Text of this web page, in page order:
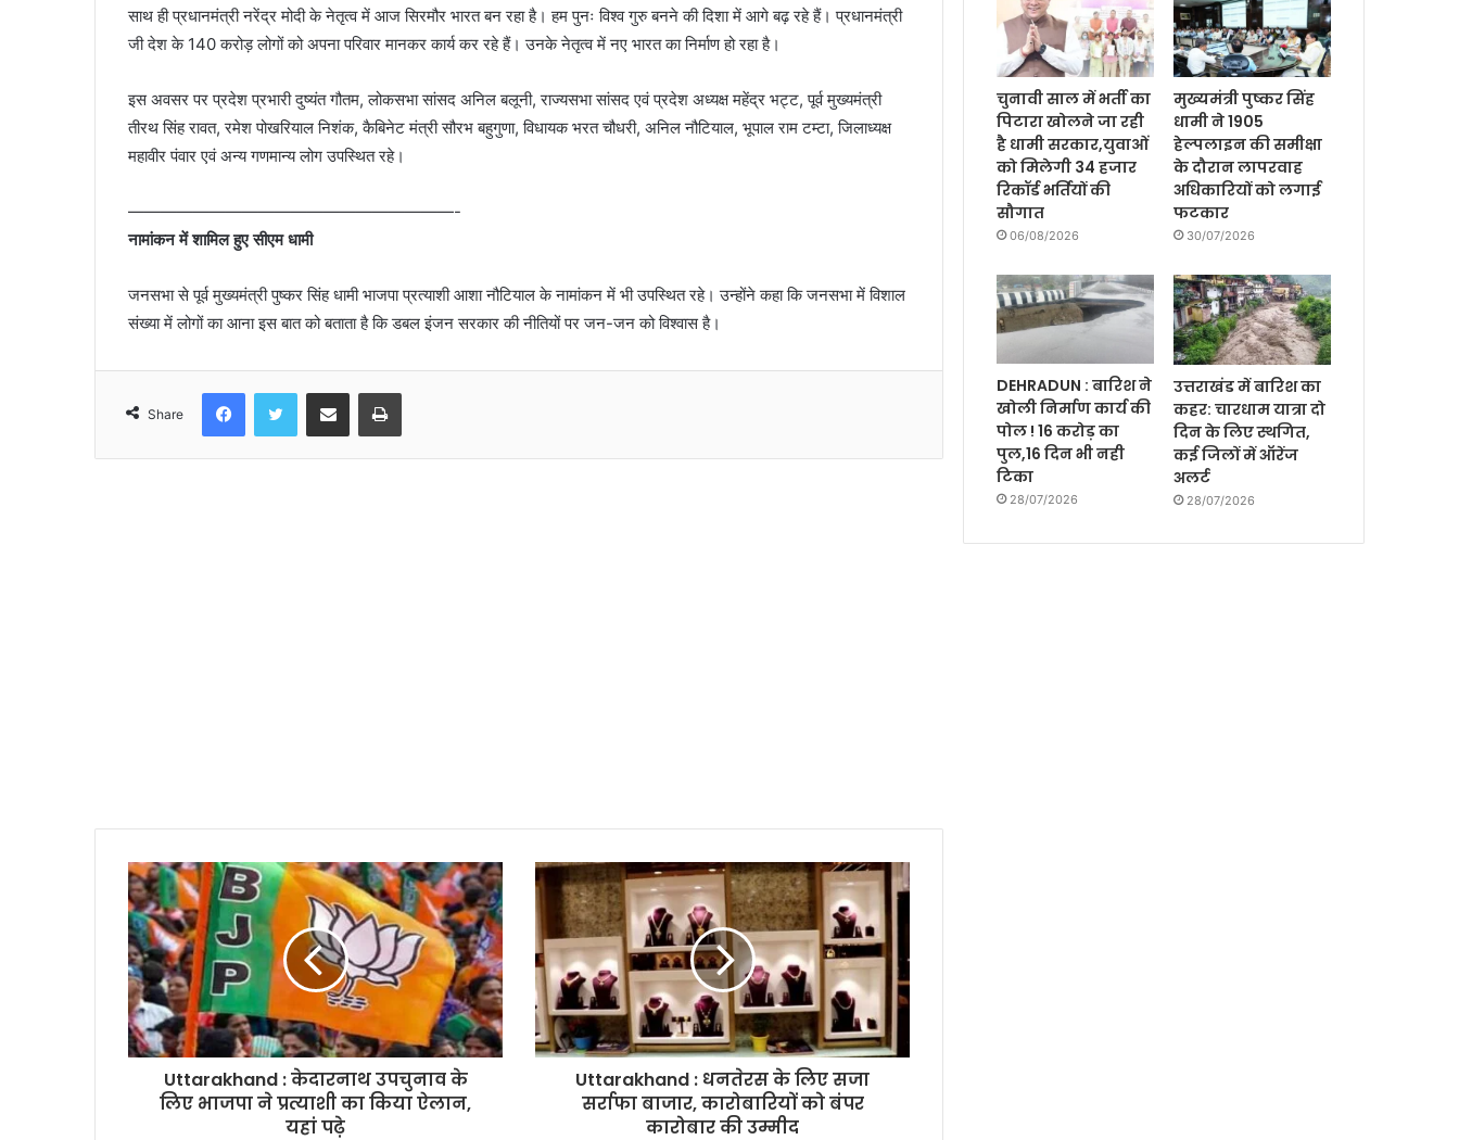
साथ ही प्रधानमंत्री नरेंद्र मोदी के नेतृत्व में आज सिरमौर भारत बन रहा है। हम पुनः विश्व गुरु बनने की दिशा में आगे बढ़ रहे हैं। प्रधानमंत्री
जी देश के 140 करोड़ लोगों को अपना परिवार मानकर कार्य कर रहे हैं। उनके नेतृत्व में नए भारत का निर्माण हो रहा है।
इस अवसर पर प्रदेश प्रभारी दुष्यंत गौतम, लोकसभा सांसद अनिल बलूनी, राज्यसभा सांसद एवं प्रदेश अध्यक्ष महेंद्र भट्ट, पूर्व मुख्यमंत्री
तीरथ सिंह रावत, रमेश पोखरियाल निशंक, कैबिनेट मंत्री सौरभ बहुगुणा, विधायक भरत चौधरी, अनिल नौटियाल, भूपाल राम टम्टा, जिलाध्यक्ष
महावीर पंवार एवं अन्य गणमान्य लोग उपस्थित रहे।
————————————————————-
नामांकन में शामिल हुए सीएम धामी
जनसभा से पूर्व मुख्यमंत्री पुष्कर सिंह धामी भाजपा प्रत्याशी आशा नौटियाल के नामांकन में भी उपस्थित रहे। उन्होंने कहा कि जनसभा में विशाल
संख्या में लोगों का आना इस बात को बताता है कि डबल इंजन सरकार की नीतियों पर जन-जन को विश्वास है।
Share
Uttarakhand : केदारनाथ उपचुनाव के
लिए भाजपा ने प्रत्याशी का किया ऐलान,
यहां पढ़े
Uttarakhand : धनतेरस के लिए सजा
सर्राफा बाजार, कारोबारियों को बंपर
कारोबार की उम्मीद
चुनावी साल में भर्ती का
पिटारा खोलने जा रही
है धामी सरकार,युवाओं
को मिलेगी 34 हजार
रिकॉर्ड भर्तियों की
सौगात
06/08/2026
मुख्यमंत्री पुष्कर सिंह
धामी ने 1905
हेल्पलाइन की समीक्षा
के दौरान लापरवाह
अधिकारियों को लगाई
फटकार
30/07/2026
DEHRADUN : बारिश ने
खोली निर्माण कार्य की
पोल ! 16 करोड़ का
पुल,16 दिन भी नही
टिका
28/07/2026
उत्तराखंड में बारिश का
कहर: चारधाम यात्रा दो
दिन के लिए स्थगित,
कई जिलों में ऑरेंज
अलर्ट
28/07/2026